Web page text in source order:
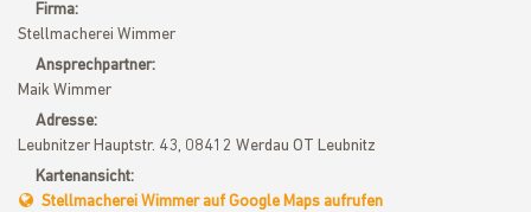
Firma:
Stellmacherei Wimmer
Ansprechpartner:
Maik Wimmer
Adresse:
Leubnitzer Hauptstr. 43, 08412 Werdau OT Leubnitz
Kartenansicht:
Stellmacherei Wimmer auf Google Maps aufrufen